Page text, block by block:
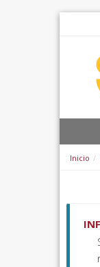
Inicio